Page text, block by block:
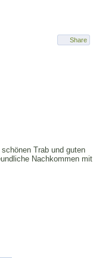
Share
Trab und guten
Nachkommen mit